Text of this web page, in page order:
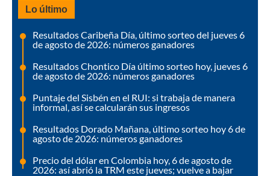
Lo último
Resultados Caribeña Día, último sorteo del jueves 6
de agosto de 2026: números ganadores
Resultados Chontico Día último sorteo hoy, jueves 6
de agosto de 2026: números ganadores
Puntaje del Sisbén en el RUI: si trabaja de manera
informal, así se calcularán sus ingresos
Resultados Dorado Mañana, último sorteo hoy 6 de
agosto de 2026: números ganadores
Precio del dólar en Colombia hoy, 6 de agosto de
2026: así abrió la TRM este jueves; vuelve a bajar